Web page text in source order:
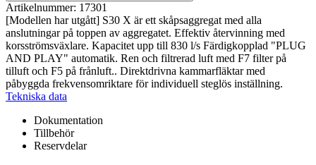
Artikelnummer: 17301
[Modellen har utgått] S30 X är ett skåpsaggregat med alla
anslutningar på toppen av aggregatet. Effektiv återvinning med
korsströmsväxlare. Kapacitet upp till 830 l/s Färdigkopplad "PLUG
AND PLAY" automatik. Ren och filtrerad luft med F7 filter på
tilluft och F5 på frånluft.. Direktdrivna kammarfläktar med
påbyggda frekvensomriktare för individuell steglös inställning.
Tekniska data
Dokumentation
Tillbehör
Reservdelar